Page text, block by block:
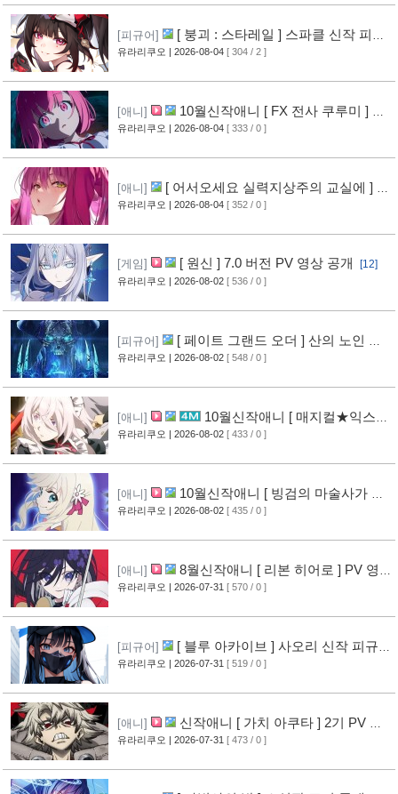
[피규어]
[ 붕괴 : 스타레일 ] 스파클 신작 피규
어 공개
[3]
유라리쿠오 | 2026-08-04 [ 304 / 2 ]
[애니]
10월신작애니 [ FX 전사 쿠루미 ] PV
영상 공개
[5]
유라리쿠오 | 2026-08-04 [ 333 / 0 ]
[애니]
[ 어서오세요 실력지상주의 교실에 ] 블
루레이 VOL.2 표지 공개 [6]
유라리쿠오 | 2026-08-04 [ 352 / 0 ]
[게임] [ 원신 ] 7.0 버전 PV 영상 공개 [12]
유라리쿠오 | 2026-08-02 [ 536 / 0 ]
[피규어]
[ 페이트 그랜드 오더 ] 산의 노인 신
작 피규어 공개 [16]
유라리쿠오 | 2026-08-02 [ 548 / 0 ]
[애니]
10월신작애니 [ 매지컬★익스플
로러 ] PV 영상 공개 [11]
유라리쿠오 | 2026-08-02 [ 433 / 0 ]
[애니]
10월신작애니 [ 빙검의 마술사가 세
계를 다스린다 ] 2기 PV 영상 공개
유라리쿠오 | 2026-08-02 [ 435 / 0 ]
[애니]
8월신작애니 [ 리본 히어로 ] PV 영
상 공개
[11]
유라리쿠오 | 2026-07-31 [ 570 / 0 ]
[피규어]
[ 블루 아카이브 ] 사오리 신작 피규어
공개 [10]
유라리쿠오 | 2026-07-31 [ 519 / 0 ]
[애니]
신작애니 [ 가치 아쿠타 ] 2기 PV 영
상 공개
[13]
유라리쿠오 | 2026-07-31 [ 473 / 0 ]